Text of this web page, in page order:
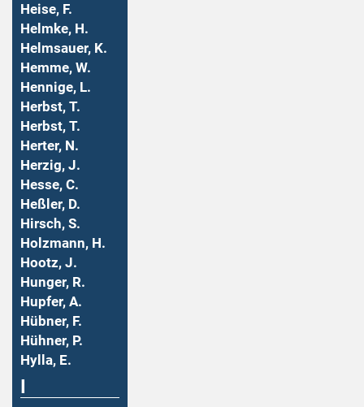
Heise, F.
Helmke, H.
Helmsauer, K.
Hemme, W.
Hennige, L.
Herbst, T.
Herbst, T.
Herter, N.
Herzig, J.
Hesse, C.
Heßler, D.
Hirsch, S.
Holzmann, H.
Hootz, J.
Hunger, R.
Hupfer, A.
Hübner, F.
Hühner, P.
Hylla, E.